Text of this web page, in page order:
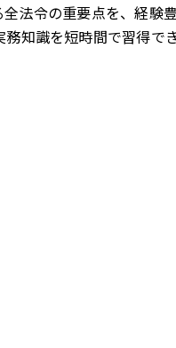
法令の重要点を、経験
知識を短時間で習得でき